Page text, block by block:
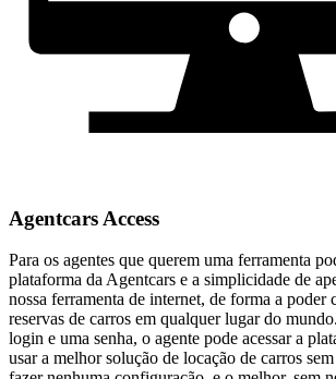
Agentcars Access
Para os agentes que querem uma ferramenta
plataforma da Agentcars e a simplicidade de
nossa ferramenta de internet, de forma a poder
reservas de carros em qualquer lugar do
login e uma senha, o agente pode acessar a
usar a melhor solução de locação de carros